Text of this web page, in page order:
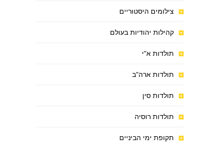
צילומים היסטוריים
קהילות יהודיות בעולם
תולדות א"י
תולדות ארה"ב
תולדות סין
תולדות רוסיה
תקופת ימי הביניים